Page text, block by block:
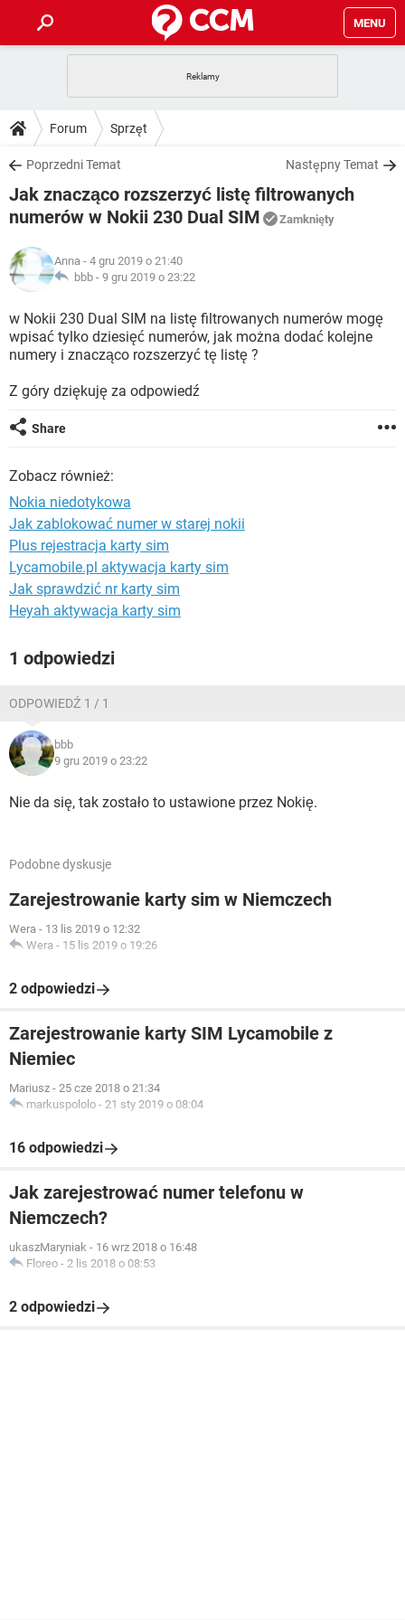
MENU
GRY
SPOTIFY
INSTAGRAM FACEBOOK
WINDOWS 10
PORADY
PlayStation
SPOTIFY NETFLIX
WINDOWS 10
DO POBRANIA
ANDROID TIKTOK
GRY WHATSAPP
IOS
INSTAGRAM
WINDOWS 10
GRY
INSTAGRAM FACEBOOK
WINDOWS 10
ARTYKUŁY
COVID-19
GRY WHATSAPP
SPOTIFY NETFLIX
Forum Sprzęt
Poprzedni Temat Następny Temat
Jak znacząco rozszerzyć listę filtrowanych
numerów w Nokii 230 Dual SIM
Zamknięty
Anna - 4 gru 2019 o 21:40
bbb - 9 gru 2019 o 23:22
w Nokii 230 Dual SIM na listę filtrowanych numerów mogę
wpisać tylko dziesięć numerów, jak można dodać kolejne
numery i znacząco rozszerzyć tę listę ?
Z góry dziękuję za odpowiedź
Share
Zobacz również:
Nokia niedotykowa
Jak zablokować numer w starej nokii
Plus rejestracja karty sim
Lycamobile.pl aktywacja karty sim
Jak sprawdzić nr karty sim
Heyah aktywacja karty sim
1 odpowiedzi
ODPOWIEDŹ 1 / 1
bbb
9 gru 2019 o 23:22
Nie da się, tak zostało to ustawione przez Nokię.
Podobne dyskusje
Zarejestrowanie karty sim w Niemczech
Wera - 13 lis 2019 o 12:32
Wera - 15 lis 2019 o 19:26
2 odpowiedzi
Zarejestrowanie karty SIM Lycamobile z
Niemiec
Mariusz - 25 cze 2018 o 21:34
markuspololo - 21 sty 2019 o 08:04
16 odpowiedzi
Jak zarejestrować numer telefonu w
Niemczech?
ukaszMaryniak - 16 wrz 2018 o 16:48
Floreo - 2 lis 2018 o 08:53
2 odpowiedzi